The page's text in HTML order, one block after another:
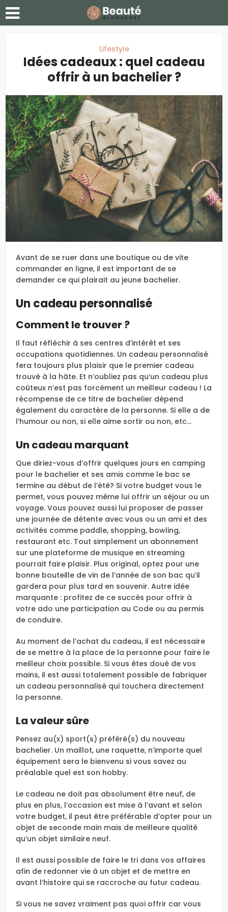
Lifestyle
Idées cadeaux : quel cadeau
offrir à un bachelier ?
Avant de se ruer dans une boutique ou de vite
commander en ligne, il est important de se
demander ce qui plairait au jeune bachelier.
Un cadeau personnalisé
Comment le trouver ?
Il faut réfléchir à ses centres d’intérêt et ses
occupations quotidiennes. Un cadeau personnalisé
fera toujours plus plaisir que le premier cadeau
trouvé à la hâte. Et n’oubliez pas qu’un cadeau plus
coûteux n’est pas forcément un meilleur cadeau ! La
récompense de ce titre de bachelier dépend
également du caractère de la personne. Si elle a de
l’humour ou non, si elle aime sortir ou non, etc…
Un cadeau marquant
Que diriez-vous d’offrir quelques jours en camping
pour le bachelier et ses amis comme le bac se
termine au début de l’été? Si votre budget vous le
permet, vous pouvez même lui offrir un séjour ou un
voyage. Vous pouvez aussi lui proposer de passer
une journée de détente avec vous ou un ami et des
activités comme paddle, shopping, bowling,
restaurant etc. Tout simplement un abonnement
sur une plateforme de musique en streaming
pourrait faire plaisir. Plus original, optez pour une
bonne bouteille de vin de l’année de son bac qu’il
gardera pour plus tard en souvenir. Autre idée
marquante : profitez de ce succès pour offrir à
votre ado une participation au Code ou au permis
de conduire.
Au moment de l’achat du cadeau, il est nécessaire
de se mettre à la place de la personne pour faire le
meilleur choix possible. Si vous êtes doué de vos
mains, il est aussi totalement possible de fabriquer
un cadeau personnalisé qui touchera directement
la personne.
La valeur sûre
Pensez au(x) sport(s) préféré(s) du nouveau
bachelier. Un maillot, une raquette, n’importe quel
équipement sera le bienvenu si vous savez au
préalable quel est son hobby.
Le cadeau ne doit pas absolument être neuf, de
plus en plus, l’occasion est mise à l’avant et selon
votre budget, il peut être préférable d’opter pour un
objet de seconde main mais de meilleure qualité
qu’un objet similaire neuf.
Il est aussi possible de faire le tri dans vos affaires
afin de redonner vie à un objet et de mettre en
avant l’histoire qui se raccroche au futur cadeau.
Si vous ne savez vraiment pas quoi offrir car vous